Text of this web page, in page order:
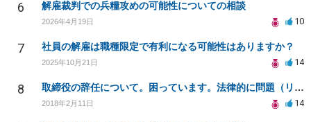
6 解雇裁判での兵糧攻めの可能性についての相談
2026年4月19日 10
7 社員の解雇は職種限定で有利になる可能性はありますか？
2025年10月21日 14
8 取締役の辞任について。困っています。法律的に問題（リスク）がない辞任の仕方を教えてください。
2018年2月11日 14